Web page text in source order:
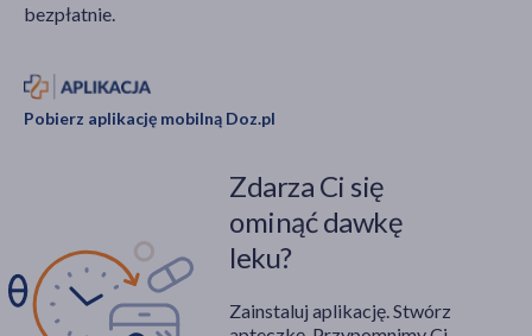
bezpłatnie.
Pobierz aplikację mobilną Doz.pl
Zdarza Ci się
ominąć dawkę
leku?
Zainstaluj aplikację. Stwórz